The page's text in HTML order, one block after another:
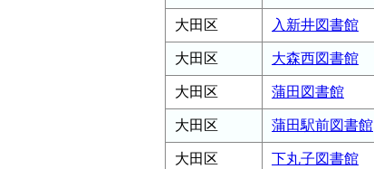
大田区 入新井図書館
大田区 大森西図書館
大田区 蒲田図書館
大田区 蒲田駅前図書館
大田区 下丸子図書館